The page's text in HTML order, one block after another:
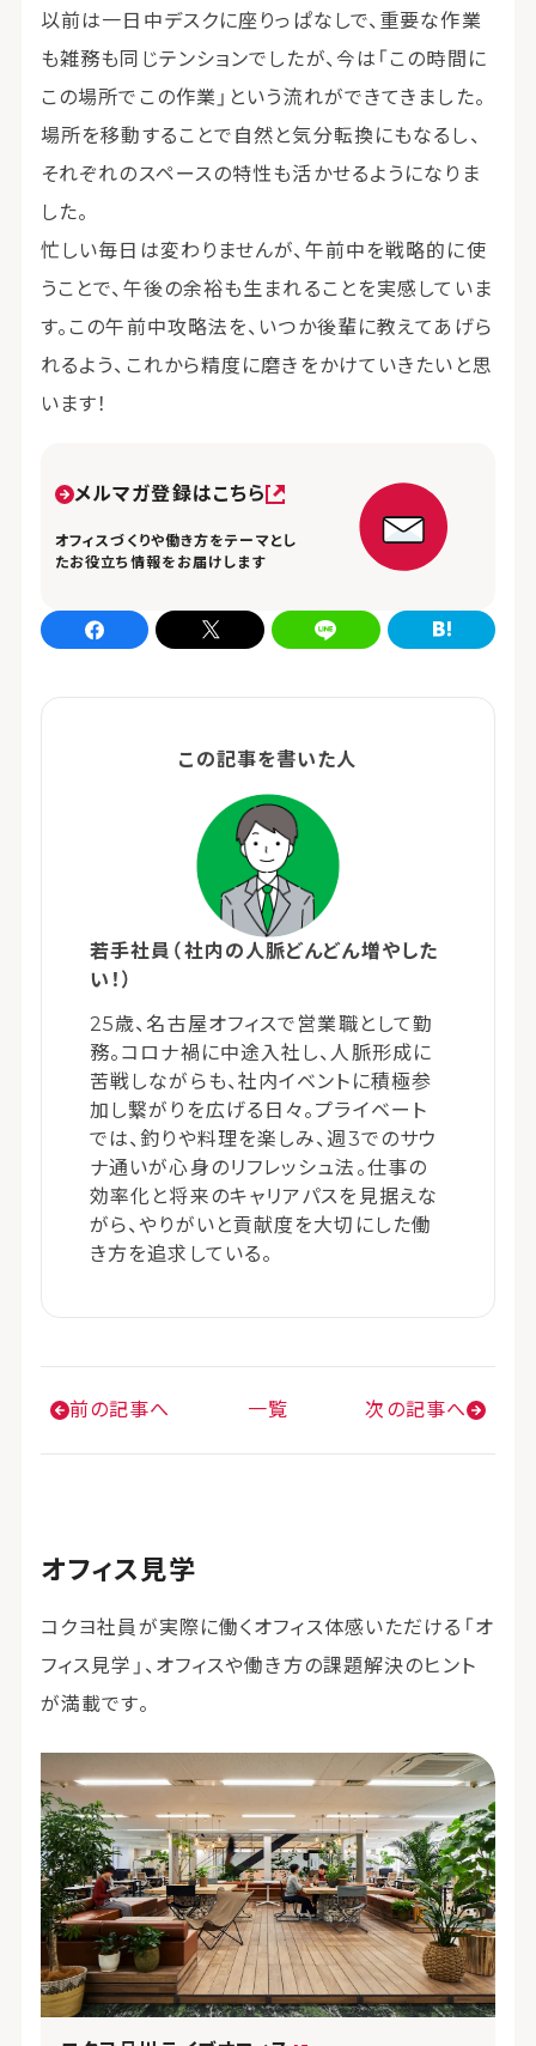
以前は一日中デスクに座りっぱなしで、重要な作業
も雑務も同じテンションでしたが、今は「この時間に
この場所でこの作業」という流れができてきました。
場所を移動することで自然と気分転換にもなるし、
それぞれのスペースの特性も活かせるようになりま
した。
忙しい毎日は変わりませんが、午前中を戦略的に使
うことで、午後の余裕も生まれることを実感していま
す。この午前中攻略法を、いつか後輩に教えてあげら
れるよう、これから精度に磨きをかけていきたいと思
います！
メルマガ登録はこちら
オフィスづくりや働き方をテーマとし
たお役立ち情報をお届けします
この記事を書いた人
若手社員（社内の人脈どんどん増やした
い！）
25歳、名古屋オフィスで営業職として勤
務。コロナ禍に中途入社し、人脈形成に
苦戦しながらも、社内イベントに積極参
加し繋がりを広げる日々。プライベート
では、釣りや料理を楽しみ、週3でのサウ
ナ通いが心身のリフレッシュ法。仕事の
効率化と将来のキャリアパスを見据えな
がら、やりがいと貢献度を大切にした働
き方を追求している。
前の記事へ 一覧 次の記事へ
オフィス見学
コクヨ社員が実際に働くオフィス体感いただける「オ
フィス見学」、オフィスや働き方の課題解決のヒント
が満載です。